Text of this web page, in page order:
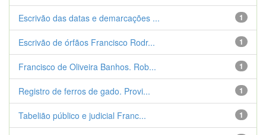
1
Escrivão das datas e demarcações ...
1
Escrivão de órfãos Francisco Rodr...
1
Francisco de Oliveira Banhos. Rob...
1
Registro de ferros de gado. Provi...
1
Tabelião público e judicial Franc...